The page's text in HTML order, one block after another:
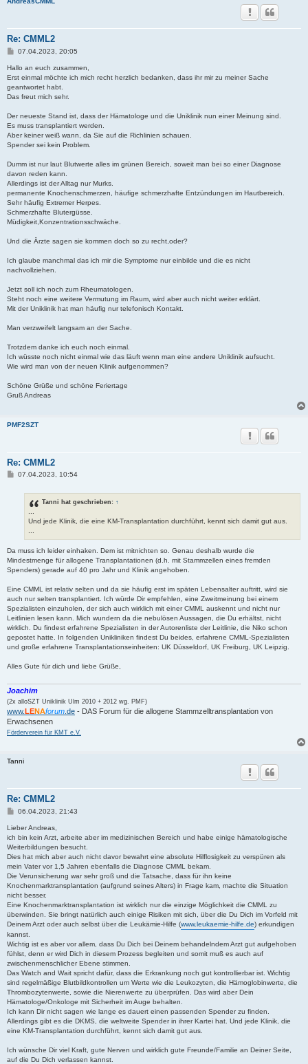
Re: CMML2
B
i
t
a
g
07.04.2023, 20:05
Hallo an euch zusammen,
Erst einmal möchte ich mich recht herzlich bedanken, dass ihr mir zu meiner Sache
geantwortet habt.
Das freut mich sehr.
Der neueste Stand ist, dass der Hämatologe und die Uniklinik nun einer Meinung sind.
Es muss transplantiert werden.
Aber keiner weiß wann, da Sie auf die Richlinien schauen.
Spender sei kein Problem.
Dumm ist nur laut Blutwerte alles im grünen Bereich, soweit man bei so einer Diagnose
davon reden kann.
Allerdings ist der Alltag nur Murks.
permanente Knochenschmerzen, häufige schmerzhafte Entzündungen im Hautbereich.
Sehr häufig Extremer Herpes.
Schmerzhafte Blutergüsse.
Müdigkeit,Konzentrationsschwäche.
Und die Ärzte sagen sie kommen doch so zu recht,oder?
Ich glaube manchmal das ich mir die Symptome nur einbilde und die es nicht
nachvollziehen.
Jetzt soll ich noch zum Rheumatologen.
Steht noch eine weitere Vermutung im Raum, wird aber auch nicht weiter erklärt.
Mit der Uniklinik hat man häufig nur telefonisch Kontakt.
Man verzweifelt langsam an der Sache.
Trotzdem danke ich euch noch einmal.
Ich wüsste noch nicht einmal wie das läuft wenn man eine andere Uniklinik aufsucht.
Wie wird man von der neuen Klinik aufgenommen?
Schöne Grüße und schöne Feriertage
Gruß Andreas
PMF2SZT
Re: CMML2
B07.04.2023, 10:54
Tanni hat geschrieben: ↑
Und jede Klinik, die eine KM-Transplantation durchführt, kennt sich damit gut aus.
Da muss ich leider einhaken. Dem ist mitnichten so. Genau deshalb wurde die
Mindestmenge für allogene Transplantationen (d.h. mit Stammzellen eines fremden
Spenders) gerade auf 40 pro Jahr und Klinik angehoben.
Eine CMML ist relativ selten und da sie häufig erst im späten Lebensalter auftritt, wird sie
auch nur selten transplantiert. Ich würde Dir empfehlen, eine Zweitmeinung bei einem
Spezialisten einzuholen, der sich auch wirklich mit einer CMML auskennt und nicht nur
Leitlinien lesen kann. Mich wundern da die nebulösen Aussagen, die Du erhältst, nicht
wirklich. Du findest erfahrene Spezialisten in der Autorenliste der Leitlinie, die Niko schon
gepostet hatte. In folgenden Unikliniken findest Du beides, erfahrene CMML-Spezialisten
und große erfahrene Transplantationseinheiten: UK Düsseldorf, UK Freiburg, UK Leipzig.
Alles Gute für dich und liebe Grüße,
Joachim
(2x alloSZT Uniklinik Ulm 2010 + 2012 wg. PMF)
www.LENAforum .de - DAS Forum für die allogene Stammzelltransplantation von
Erwachsenen
Förderverein für KMT e.V.
Tanni
Re: CMML2
B
i
t
a
g
06.04.2023, 21:43
Lieber Andreas,
ich bin kein Arzt, arbeite aber im medizinischen Bereich und habe einige hämatologische
Weiterbildungen besucht.
Dies hat mich aber auch nicht davor bewahrt eine absolute Hilflosigkeit zu verspüren als
mein Vater vor 1,5 Jahren ebenfalls die Diagnose CMML bekam.
Die Verunsicherung war sehr groß und die Tatsache, dass für ihn keine
Knochenmarktransplantation (aufgrund seines Alters) in Frage kam, machte die Situation
nicht besser.
Eine Knochenmarktransplantation ist wirklich nur die einzige Möglichkeit die CMML zu
überwinden. Sie bringt natürlich auch einige Risiken mit sich, über die Du Dich im Vorfeld mit
Deinem Arzt oder auch selbst über die Leukämie-Hilfe (www.leukaemie-hilfe.de) erkundigen
kannst.
Wichtig ist es aber vor allem, dass Du Dich bei Deinem behandelndem Arzt gut aufgehoben
fühlst, denn er wird Dich in diesem Prozess begleiten und somit muß es auch auf
zwischenmenschlicher Ebene stimmen.
Das Watch and Wait spricht dafür, dass die Erkrankung noch gut kontrollierbar ist. Wichtig
sind regelmäßige Blutbildkontrollen um Werte wie die Leukozyten, die Hämoglobinwerte, die
Thrombozytenwerte, sowie die Nierenwerte zu überprüfen. Das wird aber Dein
Hämatologe/Onkologe mit Sicherheit im Auge behalten.
Ich kann Dir nicht sagen wie lange es dauert einen passenden Spender zu finden.
Allerdings gibt es die DKMS, die weltweite Spender in ihrer Kartei hat. Und jede Klinik, die
eine KM-Transplantation durchführt, kennt sich damit gut aus.
Ich wünsche Dir viel Kraft, gute Nerven und wirklich gute Freunde/Familie an Deiner Seite,
auf die Du Dich verlassen kannst.